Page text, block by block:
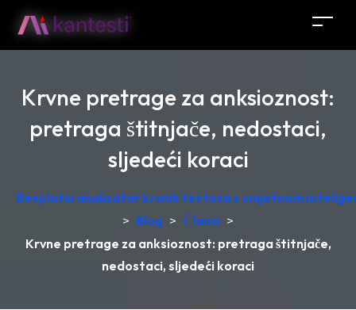
Krvne pretrage za anksioznost:
pretraga štitnjače, nedostaci,
sljedeći koraci
Besplatni analizator krvnih testova s umjetnom
> Blog > Članci >
Krvne pretrage za anksioznost: pretraga štitnjače,
nedostaci, sljedeći koraci